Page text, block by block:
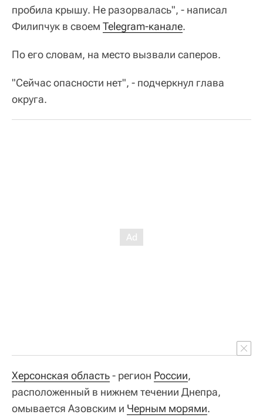
пробила крышу. Не разорвалась", - написал
Филипчук в своем Telegram-канале.
По его словам, на место вызвали саперов.
"Сейчас опасности нет", - подчеркнул глава
округа.
Херсонская область- регион России,
расположенный в нижнем течении Днепра,
омывается Азовским и Черным морями.